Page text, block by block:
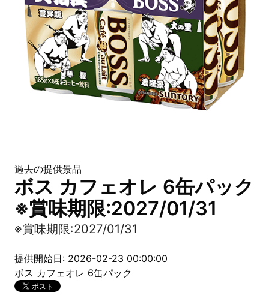
過去の提供景品
ボス カフェオレ 6缶パック
※賞味期限:2027/01/31
※賞味期限:2027/01/31
提供開始日: 2026-02-23 00:00:00
ボス カフェオレ 6缶パック